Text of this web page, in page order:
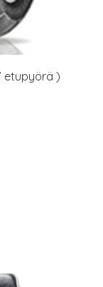
etupyörä )